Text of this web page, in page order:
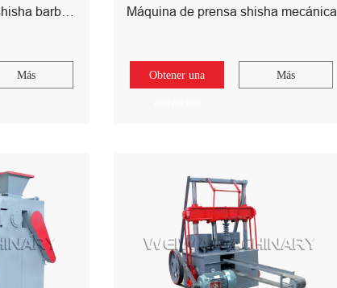
Más
Máquina de prensa shisha mecánica
Obtener una Más